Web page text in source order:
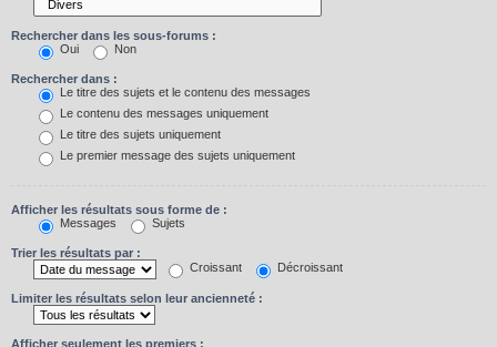
Rechercher dans les sous-forums :
Oui
Non
Rechercher dans :
Le titre des sujets et le contenu des messages
Le contenu des messages uniquement
Le titre des sujets uniquement
Le premier message des sujets uniquement
Afficher les résultats sous forme de :
Messages
Sujets
Trier les résultats par :
Croissant
Décroissant
Limiter les résultats selon leur ancienneté :
Afficher seulement les premiers :